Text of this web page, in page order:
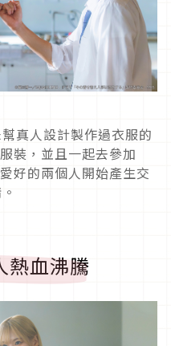
真人設計製作過衣服的
服裝，並且一起去參加
好的兩個人開始產生交
熱血沸騰